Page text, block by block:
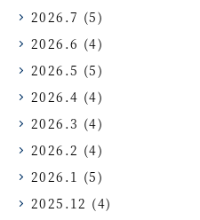
2026.7 (5)
2026.6 (4)
2026.5 (5)
2026.4 (4)
2026.3 (4)
2026.2 (4)
2026.1 (5)
2025.12 (4)